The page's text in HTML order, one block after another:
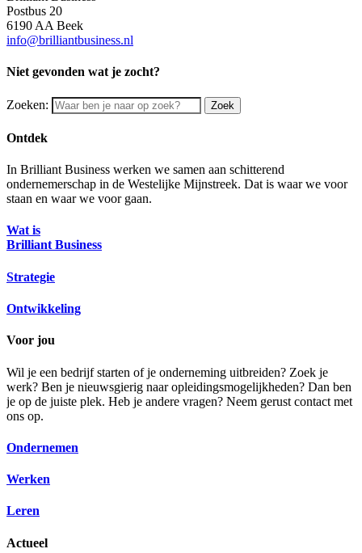
Postbus 20
6190 AA Beek
info@brilliantbusiness.nl
Niet gevonden wat je zocht?
Zoeken: Zoek
Ontdek
In Brilliant Business werken we samen aan schitterend
ondernemerschap in de Westelijke Mijnstreek. Dat is waar we voor
staan en waar we voor gaan.
Wat is
Brilliant Business
Strategie
Ontwikkeling
Voor jou
Wil je een bedrijf starten of je onderneming uitbreiden? Zoek je
werk? Ben je nieuwsgierig naar opleidingsmogelijkheden? Dan ben
je op de juiste plek. Heb je andere vragen? Neem gerust contact met
ons op.
Ondernemen
Werken
Leren
Actueel